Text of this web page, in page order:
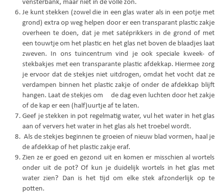
Je kunt stekken (zowel die in een glas water als in een potje met
grond) extra op weg helpen door er een transparant plastic zakje
overheen te doen, dat je met satéprikkers in de grond of met
een touwtje om het plastic en het glas net boven de blaadjes laat
zweven. In ons tuincentrum vind je ook speciale kweek- of
stekbakjes met een transparante plastic afdekkap. Hiermee zorg
je ervoor dat de stekjes niet uitdrogen, omdat het vocht dat ze
verdampen binnen het plastic zakje of onder de afdekkap blijft
hangen. Laat de stekjes om de dag even luchten door het zakje
of de kap er een (half)uurtje af te laten.
Geef je stekken in pot regelmatig water, vul het water in het glas
aan of ververs het water in het glas als het troebel wordt.
Als de stekjes beginnen te groeien of nieuw blad vormen, haal je
de afdekkap of het plastic zakje eraf.
Zien ze er goed en gezond uit en komen er misschien al wortels
onder uit de pot? Of kun je duidelijk wortels in het glas met
water zien? Dan is het tijd om elke stek afzonderlijk op te
potten.